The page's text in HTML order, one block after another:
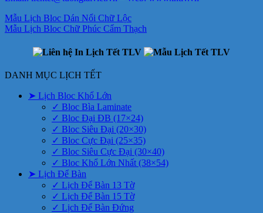
Mẫu Lịch Bloc Dán Nổi Chữ Lộc
Mẫu Lịch Bloc Chữ Phúc Cẩm Thạch
DANH MỤC LỊCH TẾT
➤ Lịch Bloc Khổ Lớn
✓ Bloc Bìa Laminate
✓ Bloc Đại ĐB (17×24)
✓ Bloc Siêu Đại (20×30)
✓ Bloc Cực Đại (25×35)
✓ Bloc Siêu Cực Đại (30×40)
✓ Bloc Khổ Lớn Nhất (38×54)
➤ Lịch Để Bàn
✓ Lịch Để Bàn 13 Tờ
✓ Lịch Để Bàn 15 Tờ
✓ Lịch Để Bàn Đứng